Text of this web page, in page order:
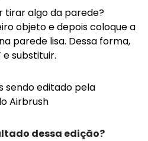
tirar algo da parede?
objeto e depois coloque a
parede lisa. Dessa forma,
e substituir.
dessa edição?